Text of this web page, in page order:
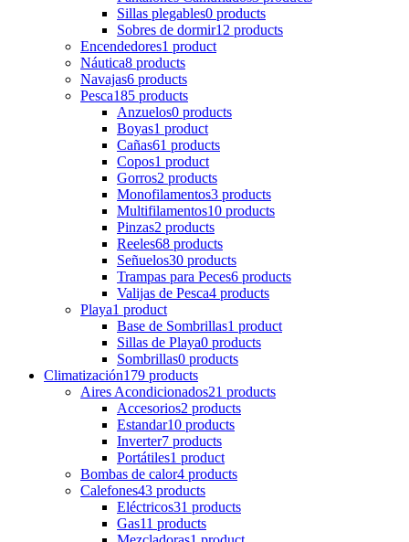
Sillas plegables0 products
Sobres de dormir12 products
Encendedores1 product
Náutica8 products
Navajas6 products
Pesca185 products
Anzuelos0 products
Boyas1 product
Cañas61 products
Copos1 product
Gorros2 products
Monofilamentos3 products
Multifilamentos10 products
Pinzas2 products
Reeles68 products
Señuelos30 products
Trampas para Peces6 products
Valijas de Pesca4 products
Playa1 product
Base de Sombrillas1 product
Sillas de Playa0 products
Sombrillas0 products
Climatización179 products
Aires Acondicionados21 products
Accesorios2 products
Estandar10 products
Inverter7 products
Portátiles1 product
Bombas de calor4 products
Calefones43 products
Eléctricos31 products
Gas11 products